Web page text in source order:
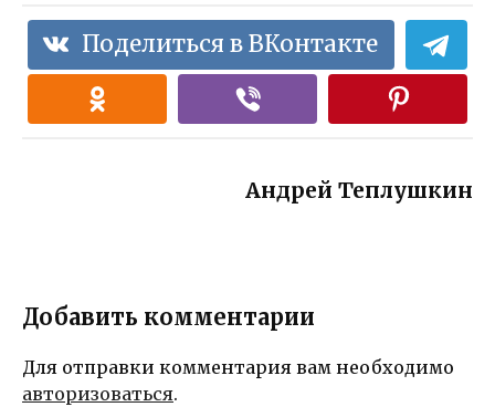
Поделиться в ВКонтакте
Андрей Теплушкин
Добавить комментарии
Для отправки комментария вам необходимо
авторизоваться.